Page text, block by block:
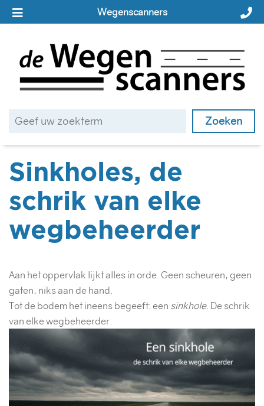
Wegenscanners
Sinkholes, de
schrik van elke
wegbeheerder
Aan het oppervlak lijkt alles in orde. Geen scheuren, geen
gaten, niks aan de hand.
Tot de bodem het ineens begeeft: een sinkhole. De schrik
van elke wegbeheerder.